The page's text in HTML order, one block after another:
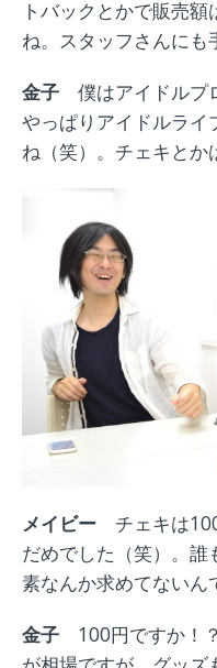
トバックとかで販売
ね。スタッフさんにも
金子 僕はアイドルプ
やっぱりアイドルライ
ね（笑）。チェキとか
メイビー チェキは
だめでした（笑）。 誰
素なんか求めてないん
金子 100円ですか！